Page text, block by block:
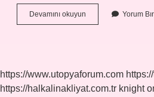
Devamını okuyun
Anlamı
Yorum
https://www.utopyaforum.com
https://halkalinakliyat.com.tr knight